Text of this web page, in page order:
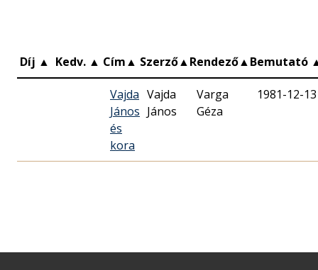
Díj ▲ Kedv. ▲ Cím▲ Szerző▲Rendező▲Bemutató
Vajda
János
és
kora
Vajda
János
Varga
Géza
1981-12-13